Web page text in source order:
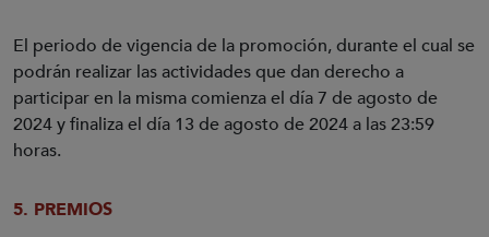
El periodo de vigencia de la promoción, durante el cual se
podrán realizar las actividades que dan derecho a
participar en la misma comienza el día 7 de agosto de
2024 y finaliza el día 13 de agosto de 2024 a las 23:59
horas.
5. PREMIOS